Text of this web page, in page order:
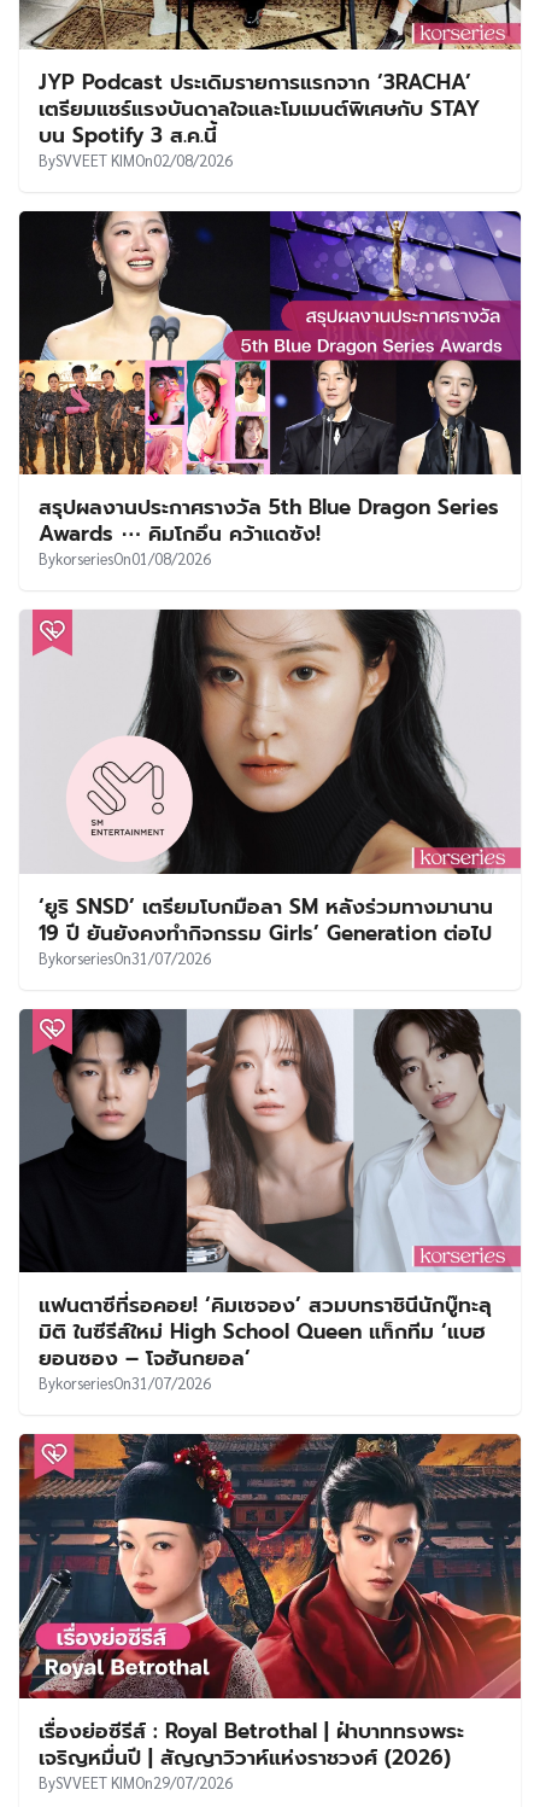
JYP Podcast ประเดิมรายการแรกจาก ‘3RACHA’
เตรียมแชร์แรงบันดาลใจและโมเมนต์พิเศษกับ STAY
บน Spotify 3 ส.ค.นี้
BySVVEET KIMOn02/08/2026
สรุปผลงานประกาศรางวัล 5th Blue Dragon Series
Awards ⋯ คิมโกอึน คว้าแดซัง!
BykorseriesOn01/08/2026
‘ยูริ SNSD’ เตรียมโบกมือลา SM หลังร่วมทางมานาน
19 ปี ยันยังคงทำกิจกรรม Girls’ Generation ต่อไป
BykorseriesOn31/07/2026
แฟนตาซีที่รอคอย! ‘คิมเซจอง’ สวมบทราชินีนักบู๊ทะลุ
มิติ ในซีรีส์ใหม่ High School Queen แท็กทีม ‘แบฮ
ยอนซอง – โจฮันกยอล’
BykorseriesOn31/07/2026
เรื่องย่อซีรีส์ : Royal Betrothal | ฝ่าบาททรงพระ
เจริญหมื่นปี | สัญญาวิวาห์แห่งราชวงศ์ (2026)
BySVVEET KIMOn29/07/2026